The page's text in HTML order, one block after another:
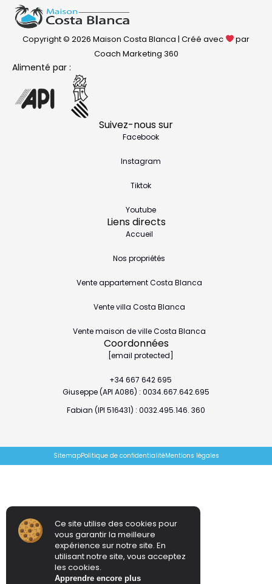
Copyright © 2026 Maison Costa Blanca | Créé avec
par
Coach Marketing 360
Alimenté par :
Suivez-nous sur
Facebook
Instagram
Tiktok
Youtube
Coordonnées
[email protected]
+34 667 642 695
Giuseppe (API A086) : 0034.667.642.695
Fabian (IPI 516431) : 0032.495.146. 360
Liens directs
Accueil
Nos propriétés
Vente appartement Costa Blanca
Vente villa Costa Blanca
Vente maison de ville Costa Blanca
SitemapPolitique de confidentialitéMentions légales
Ce site utilise des cookies pour
vous garantir la meilleure
expérience sur notre site. En
utilisant notre site, vous acceptez
les cookies.
Apprendre encore plus